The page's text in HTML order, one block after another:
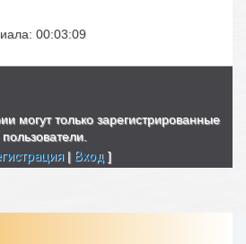
: 00:03:09
могут только зарегистрированные
пользователи.
| Вход ]